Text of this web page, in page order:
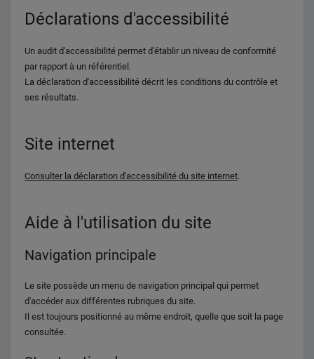
Déclarations d'accessibilité
Un audit d'accessibilité permet d'établir un niveau de conformité
par rapport à un référentiel.
La déclaration d'accessibilité décrit les conditions du contrôle et
ses résultats.
Site internet
Consulter la déclaration d'accessibilité du site internet.
Aide à l'utilisation du site
Navigation principale
Le site possède un menu de navigation principal qui permet
d'accéder aux différentes rubriques du site.
Il est toujours positionné au même endroit, quelle que soit la page
consultée.